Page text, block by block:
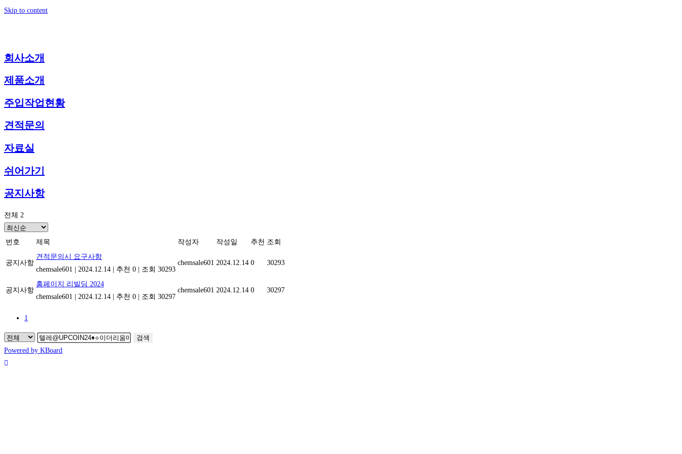
Skip to content
회사소개
제품소개
주입작업현황
견적문의
자료실
쉬어가기
공지사항
전체 2
번호 제목 작성자 작성일 추천 조회
공지사항
견적문의시 요구사항
chemsale601
2024.12.14 추천 0 조회 30293
chemsale601 2024.12.14 0 30293
공지사항
홈페이지 리빌딩 2024
chemsale601
2024.12.14 추천 0 조회 30297
chemsale601 2024.12.14 0 30297
1
검색
Powered by KBoard